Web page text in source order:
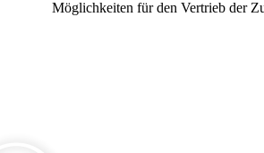
Möglichkeiten für den Vertrieb der